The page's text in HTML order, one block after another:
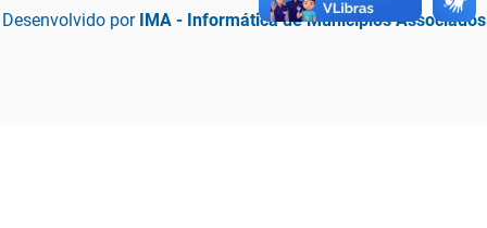
Desenvolvido por IMA - Informática de Municípios Associados